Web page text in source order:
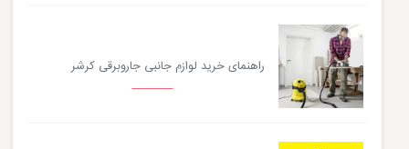
راهنمای خرید لوازم جانبی جاروبرقی کرشر